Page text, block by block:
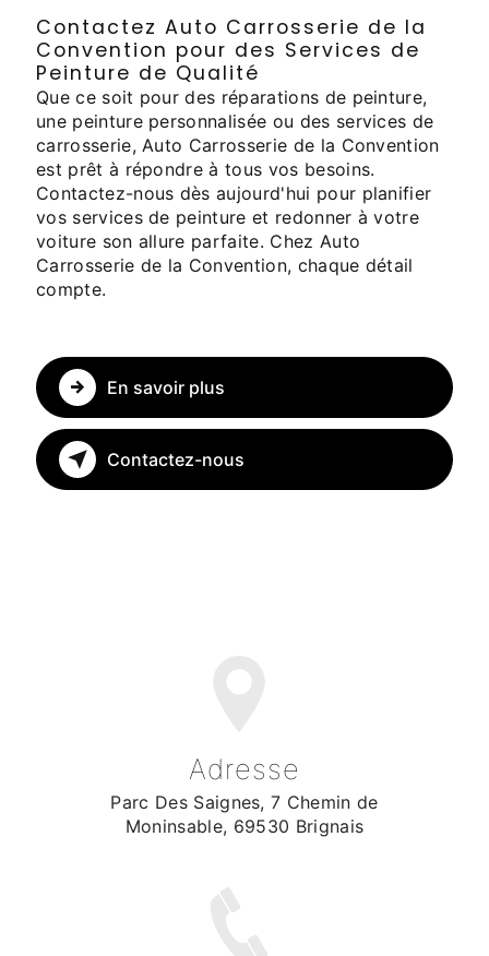
Contactez Auto Carrosserie de la
Convention pour des Services de
Peinture de Qualité
Que ce soit pour des réparations de peinture,
une peinture personnalisée ou des services de
carrosserie, Auto Carrosserie de la Convention
est prêt à répondre à tous vos besoins.
Contactez-nous dès aujourd'hui pour planifier
vos services de peinture et redonner à votre
voiture son allure parfaite. Chez Auto
Carrosserie de la Convention, chaque détail
compte.
En savoir plus
Contactez-nous
Adresse
Parc Des Saignes, 7 Chemin de
Moninsable, 69530 Brignais